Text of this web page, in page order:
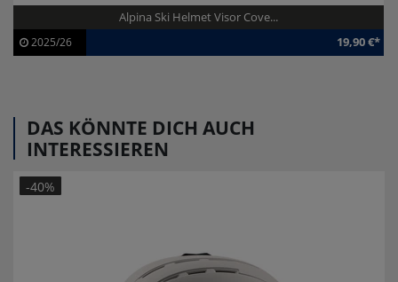
Alpina Ski Helmet Visor Cove...
Artikel-ID:
112712
2025/26 19,90 €*
DAS KÖNNTE DICH AUCH
INTERESSIEREN
-40%